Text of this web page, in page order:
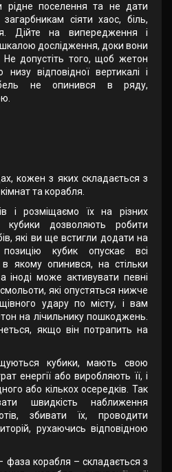
рідне поселення та не дати
сіяти хаос, біль,
Дійте на випередження і
дослідження, доки вони
допустіть того, щоб жетон
відповідної вертикалі і
не опинився в ряду,
кожен з яких складається з
та корабля.
і розміщаємо їх на різних
кубики дозволяють робити
які ви ще встигли додати на
кубик опускає всі
якому опинився, на стільки
іноді може активувати певні
які опустяться нижче
удару по місту, і вам
на лічильнику пошкоджень.
якщо він потрапить на
кубики, мають свою
енергії або виробляють її, і
або кількох осередків. Так
швидкість наближення
збивати їх, проводити
рухаючись відповідною
фаза корабля – складається з